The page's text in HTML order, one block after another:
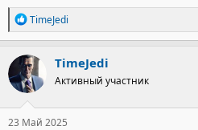
Р
е
а
к
ц
и
и
:
TimeJedi
TimeJedi
Активный участник
23 Май 2025